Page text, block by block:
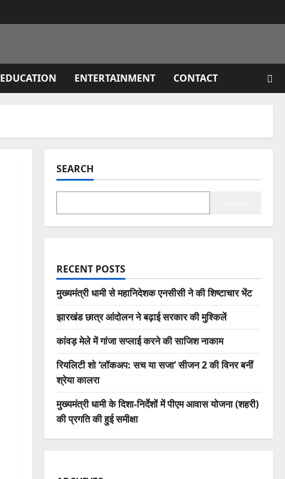
EDUCATION ENTERTAINMENT CONTACT
SEARCH
RECENT POSTS
मुख्यमंत्री धामी से महानिदेशक एनसीसी ने की शिष्टाचार भेंट
झारखंड छात्र आंदोलन ने बढ़ाई सरकार की मुश्किलें
कांवड़ मेले में गांजा सप्लाई करने की साजिश नाकाम
रियलिटी शो ‘लॉकअप: सच या सजा’ सीजन 2 की विनर बनीं
श्रेया कालरा
मुख्यमंत्री धामी के दिशा-निर्देशों में पीएम आवास योजना (शहरी)
की प्रगति की हुई समीक्षा